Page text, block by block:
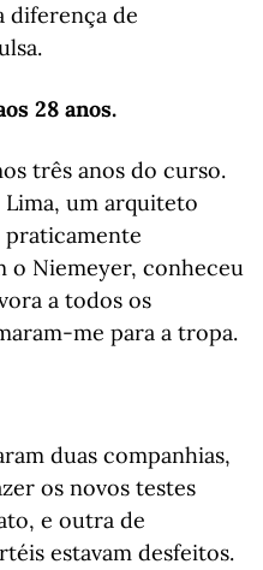
diferença de
28 anos.
três anos do curso.
Lima, um arquiteto
praticamente
o Niemeyer, conheceu
a todos os
me para a tropa.
duas companhias,
os novos testes
e outra de
estavam desfeitos.